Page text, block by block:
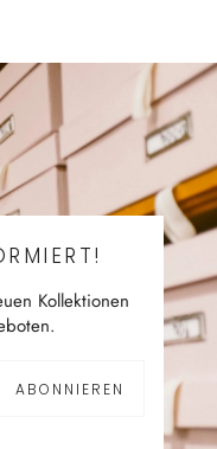
Kollektionen
ABONNIEREN